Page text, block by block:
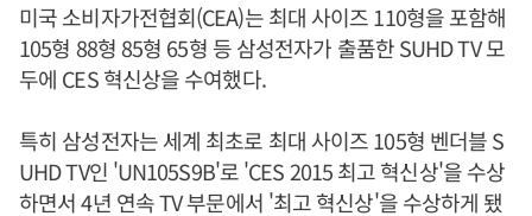
미국 소비자가전협회(CEA)는 최대 사이즈 110형을 포함해
105형 88형 85형 65형 등 삼성전자가 출품한 SUHD TV 모
두에 CES 혁신상을 수여했다.
특히 삼성전자는 세계 최초로 최대 사이즈 105형 벤더블 S
UHD TV인 'UN105S9B'로 'CES 2015 최고 혁신상'을 수상
하면서 4년 연속 TV 부문에서 '최고 혁신상'을 수상하게 됐